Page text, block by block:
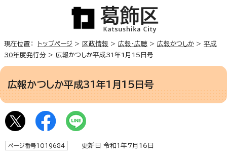
現在位置： トップページ > 区政情報 > 広報・広聴 > 広報かつしか > 平成
30年度発行分 > 広報かつしか平成31年1月15日号
広報かつしか平成31年1月15日号
ページ番号1019684 更新日 令和1年7月16日